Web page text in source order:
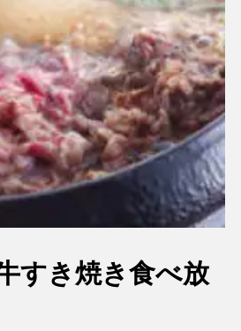
すき焼き食べ放